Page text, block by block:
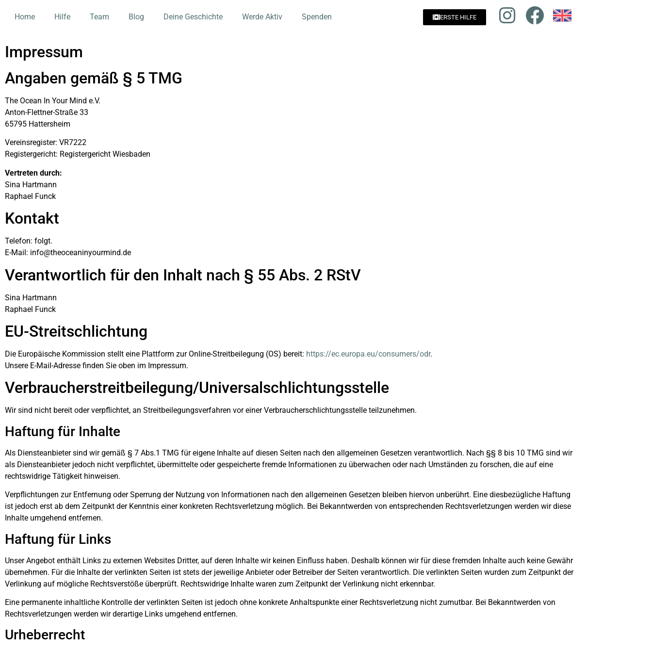
Home Hilfe Team Blog Deine Geschichte Werde Aktiv Spenden ERSTE HILFE
Impressum
Angaben gemäß § 5 TMG
The Ocean In Your Mind e.V.
Anton-Flettner-Straße 33
65795 Hattersheim
Vereinsregister: VR7222
Registergericht: Registergericht Wiesbaden
Vertreten durch:
Sina Hartmann
Raphael Funck
Kontakt
Telefon: folgt.
E-Mail: info@theoceaninyourmind.de
Verantwortlich für den Inhalt nach § 55 Abs. 2 RStV
Sina Hartmann
Raphael Funck
EU-Streitschlichtung
Die Europäische Kommission stellt eine Plattform zur Online-Streitbeilegung (OS) bereit: https://ec.europa.eu/consumers/odr.
Unsere E-Mail-Adresse finden Sie oben im Impressum.
Verbraucher­streit­beilegung/Universal­schlichtungs­stelle
Wir sind nicht bereit oder verpflichtet, an Streitbeilegungsverfahren vor einer Verbraucherschlichtungsstelle teilzunehmen.
Haftung für Inhalte
Als Diensteanbieter sind wir gemäß § 7 Abs.1 TMG für eigene Inhalte auf diesen Seiten nach den allgemeinen Gesetzen verantwortlich. Nach §§ 8 bis 10 TMG sind wir
als Diensteanbieter jedoch nicht verpflichtet, übermittelte oder gespeicherte fremde Informationen zu überwachen oder nach Umständen zu forschen, die auf eine
rechtswidrige Tätigkeit hinweisen.
Verpflichtungen zur Entfernung oder Sperrung der Nutzung von Informationen nach den allgemeinen Gesetzen bleiben hiervon unberührt. Eine diesbezügliche Haftung
ist jedoch erst ab dem Zeitpunkt der Kenntnis einer konkreten Rechtsverletzung möglich. Bei Bekanntwerden von entsprechenden Rechtsverletzungen werden wir diese
Inhalte umgehend entfernen.
Haftung für Links
Unser Angebot enthält Links zu externen Websites Dritter, auf deren Inhalte wir keinen Einfluss haben. Deshalb können wir für diese fremden Inhalte auch keine Gewähr
übernehmen. Für die Inhalte der verlinkten Seiten ist stets der jeweilige Anbieter oder Betreiber der Seiten verantwortlich. Die verlinkten Seiten wurden zum Zeitpunkt der
Verlinkung auf mögliche Rechtsverstöße überprüft. Rechtswidrige Inhalte waren zum Zeitpunkt der Verlinkung nicht erkennbar.
Eine permanente inhaltliche Kontrolle der verlinkten Seiten ist jedoch ohne konkrete Anhaltspunkte einer Rechtsverletzung nicht zumutbar. Bei Bekanntwerden von
Rechtsverletzungen werden wir derartige Links umgehend entfernen.
Urheberrecht